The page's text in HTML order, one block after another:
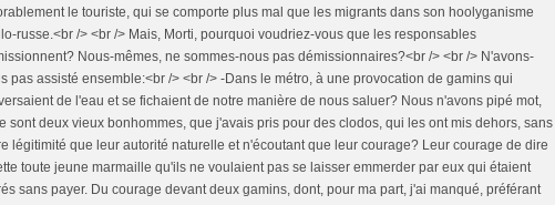
le touriste, qui se comporte plus mal que les migrants dans son hoolyganisme
russe.<br /> <br /> Mais, Morti, pourquoi voudriez-vous que les responsables
Nous-mêmes, ne sommes-nous pas démissionnaires?<br /> <br /> N'avons-
pas assisté ensemble:<br /> <br /> -Dans le métro, à une provocation de gamins qui
de l'eau et se fichaient de notre manière de nous saluer? Nous n'avons pipé mot,
sont deux vieux bonhommes, que j'avais pris pour des clodos, qui les ont mis dehors, sans
légitimité que leur autorité naturelle et n'écoutant que leur courage? Leur courage de dire
toute jeune marmaille qu'ils ne voulaient pas se laisser emmerder par eux qui étaient
sans payer. Du courage devant deux gamins, dont, pour ma part, j'ai manqué, préférant